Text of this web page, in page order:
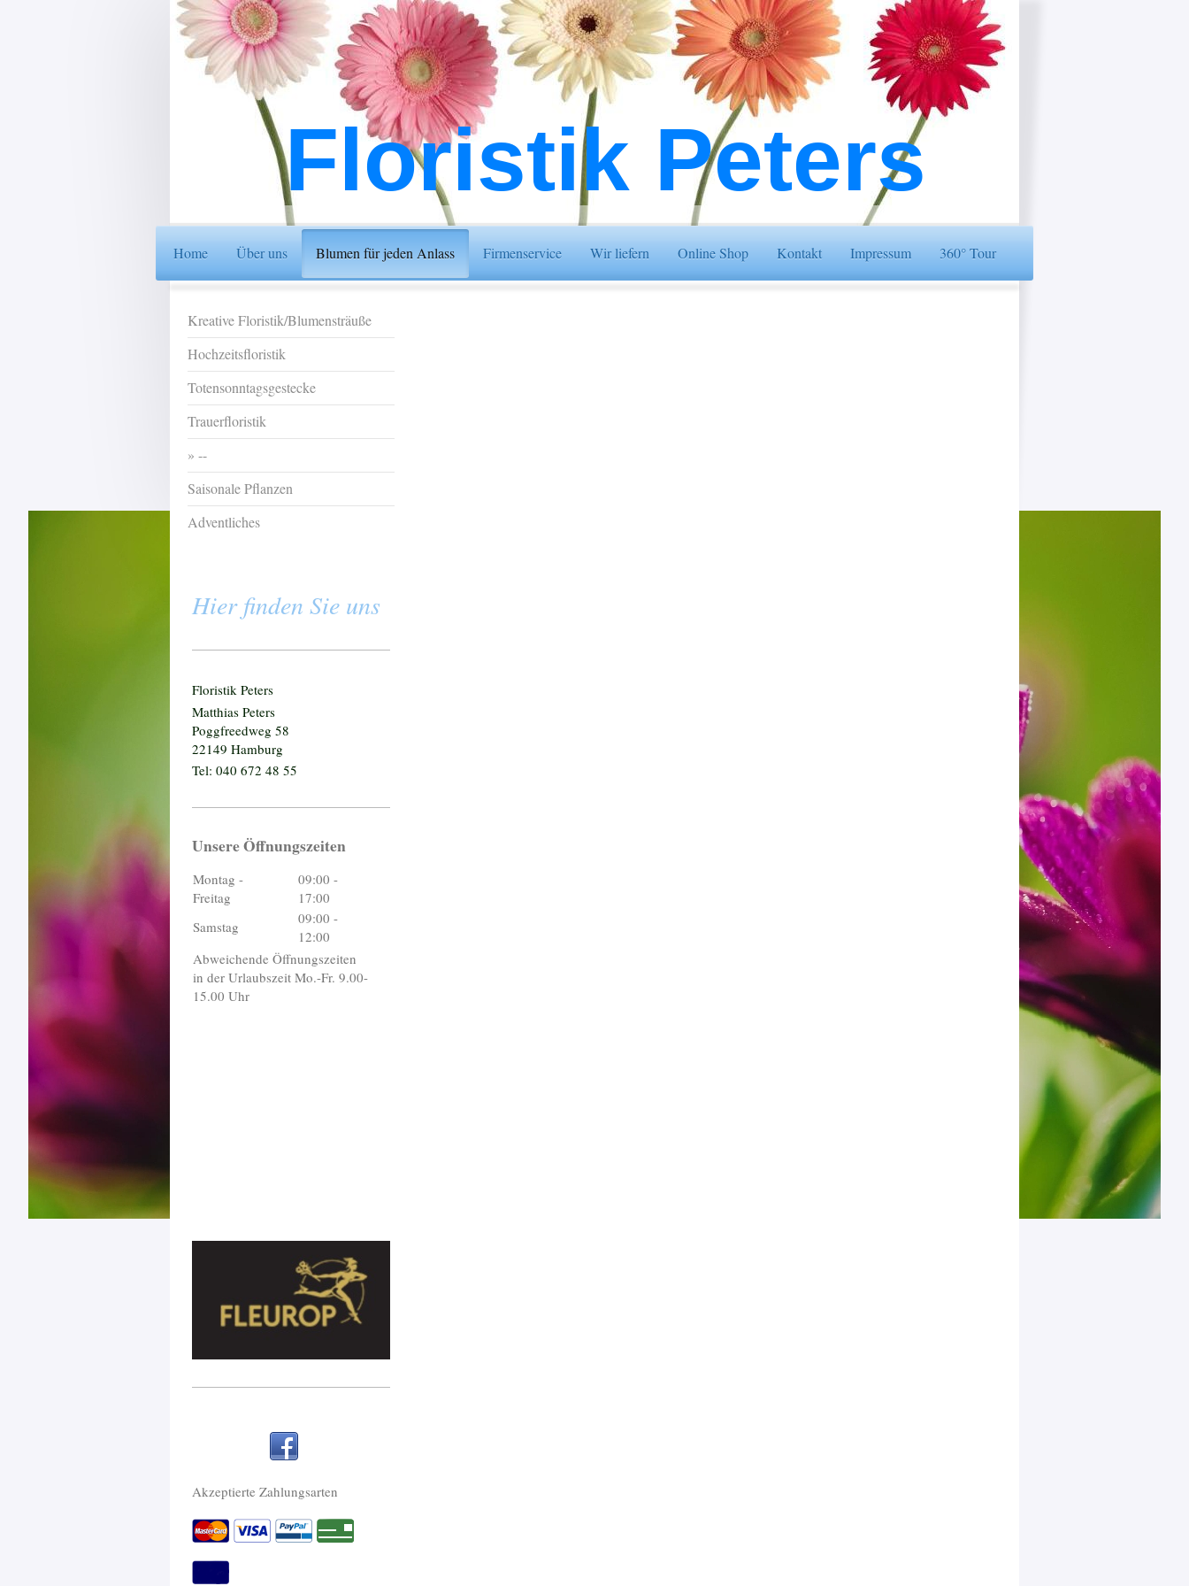
Floristik Peters
Home Über uns Blumen für jeden Anlass Firmenservice Wir liefern Online Shop Kontakt Impressum 360° Tour
Kreative Floristik/Blumensträuße
Hochzeitsfloristik
Totensonntagsgestecke
Trauerfloristik
--
Saisonale Pflanzen
Adventliches
Hier finden Sie uns
Floristik Peters
Matthias Peters
Poggfreedweg 58
22149 Hamburg
Tel: 040 672 48 55
Unsere Öffnungszeiten
Montag -
Freitag
09:00 -
17:00
Samstag
09:00 -
12:00
Abweichende Öffnungszeiten
in der Urlaubszeit Mo.-Fr. 9.00-
15.00 Uhr
Akzeptierte Zahlungsarten